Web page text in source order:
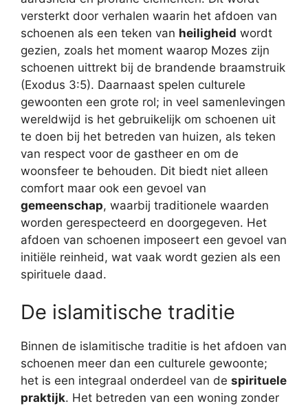
versterkt door verhalen waarin het afdoen van
schoenen als een teken van heiligheid wordt
gezien, zoals het moment waarop Mozes zijn
schoenen uittrekt bij de brandende braamstruik
(Exodus 3:5). Daarnaast spelen culturele
gewoonten een grote rol; in veel samenlevingen
wereldwijd is het gebruikelijk om schoenen uit
te doen bij het betreden van huizen, als teken
van respect voor de gastheer en om de
woonsfeer te behouden. Dit biedt niet alleen
comfort maar ook een gevoel van
gemeenschap, waarbij traditionele waarden
worden gerespecteerd en doorgegeven. Het
afdoen van schoenen imposeert een gevoel van
initiële reinheid, wat vaak wordt gezien als een
spirituele daad.
De islamitische traditie
Binnen de islamitische traditie is het afdoen van
schoenen meer dan een culturele gewoonte;
het is een integraal onderdeel van de spirituele
praktijk. Het betreden van een woning zonder